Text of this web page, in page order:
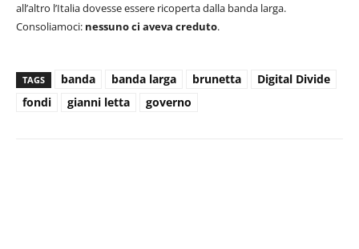
all’altro l’Italia dovesse essere ricoperta dalla banda larga.
Consoliamoci: nessuno ci aveva creduto.
TAGS banda banda larga brunetta
Digital Divide
fondi
gianni letta governo